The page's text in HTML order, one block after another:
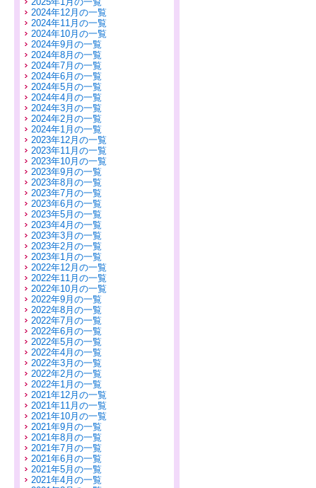
2024年12月の一覧
2024年11月の一覧
2024年10月の一覧
2024年9月の一覧
2024年8月の一覧
2024年7月の一覧
2024年6月の一覧
2024年5月の一覧
2024年4月の一覧
2024年3月の一覧
2024年2月の一覧
2024年1月の一覧
2023年12月の一覧
2023年11月の一覧
2023年10月の一覧
2023年9月の一覧
2023年8月の一覧
2023年7月の一覧
2023年6月の一覧
2023年5月の一覧
2023年4月の一覧
2023年3月の一覧
2023年2月の一覧
2023年1月の一覧
2022年12月の一覧
2022年11月の一覧
2022年10月の一覧
2022年9月の一覧
2022年8月の一覧
2022年7月の一覧
2022年6月の一覧
2022年5月の一覧
2022年4月の一覧
2022年3月の一覧
2022年2月の一覧
2022年1月の一覧
2021年12月の一覧
2021年11月の一覧
2021年10月の一覧
2021年9月の一覧
2021年8月の一覧
2021年7月の一覧
2021年6月の一覧
2021年5月の一覧
2021年4月の一覧